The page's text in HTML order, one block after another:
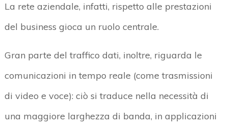
La rete aziendale, infatti, rispetto alle prestazioni
del business gioca un ruolo centrale.
Gran parte del traffico dati, inoltre, riguarda le
comunicazioni in tempo reale (come trasmissioni
di video e voce): ciò si traduce nella necessità di
una maggiore larghezza di banda, in applicazioni